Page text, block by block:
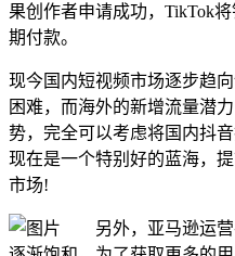
果创作者申请成功，TikTok
期付款。
现今国内短视频市场逐步趋
困难，而海外的新增流量潜
势，完全可以考虑将国内抖
现在是一个特别好的蓝海，
市场!
另外，亚马逊运营